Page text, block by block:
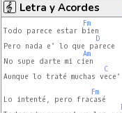
Letra y Acordes
Fm
Todo parece estar bien
D
Pero nada e' lo que parece
Am
No supe darte mi cien
C
Aunque lo traté muchas vece'
Fm
Lo intenté, pero fracasé